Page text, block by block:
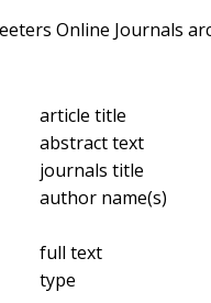
Online Journals
article title
abstract text
journals title
author name(s)
full text
type